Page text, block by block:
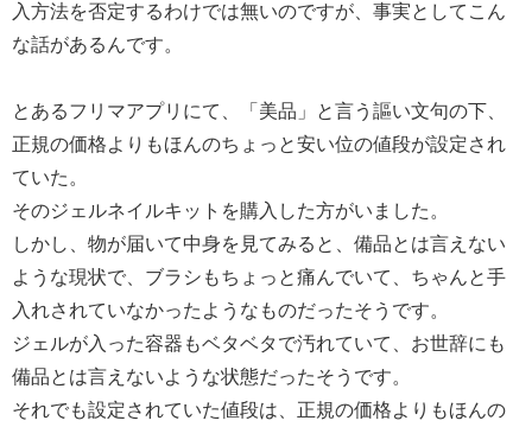
入方法を否定するわけでは無いのですが、事実としてこん
な話があるんです。
とあるフリマアプリにて、「美品」と言う謳い文句の下、
正規の価格よりもほんのちょっと安い位の値段が設定され
ていた。
そのジェルネイルキットを購入した方がいました。
しかし、物が届いて中身を見てみると、備品とは言えない
ような現状で、ブラシもちょっと痛んでいて、ちゃんと手
入れされていなかったようなものだったそうです。
ジェルが入った容器もベタベタで汚れていて、お世辞にも
備品とは言えないような状態だったそうです。
それでも設定されていた値段は、正規の価格よりもほんの